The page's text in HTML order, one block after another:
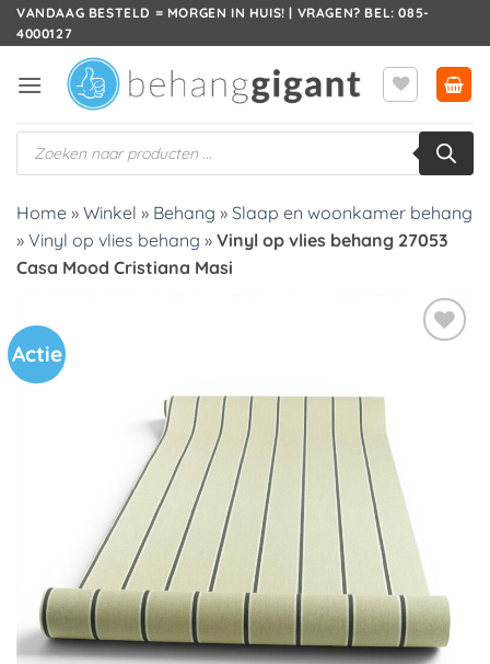
Ga
naar
VANDAAG BESTELD = MORGEN IN HUIS! | VRAGEN? BEL: 085-
4000127
Producten
zoeken
Home » Winkel » Behang » Slaap en woonkamer behang
» Vinyl op vlies behang » Vinyl op vlies behang 27053
Casa Mood Cristiana Masi
Actie
verlanglijst